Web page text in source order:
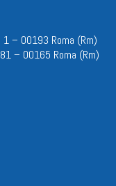
1 – 00193 Roma (Rm)
– 00165 Roma (Rm)